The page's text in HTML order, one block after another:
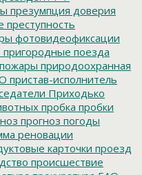
презумпция доверия
преступность
фотовидеофиксации
пригородные поезда
природоохранная
пристав-исполнитель
Приходько
пробка пробки
прогноз погоды
реновации
карточки проезд
происшествие